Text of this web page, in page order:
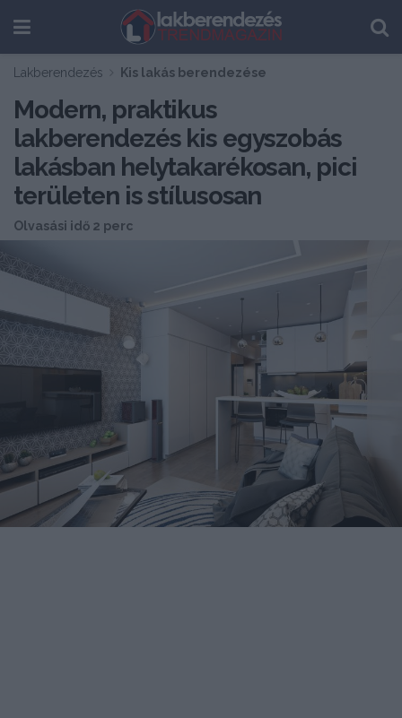
Lakberendezés Kis lakás berendezése
Modern, praktikus
lakberendezés kis egyszobás
lakásban helytakarékosan, pici
területen is stílusosan
Olvasási idő 2 perc